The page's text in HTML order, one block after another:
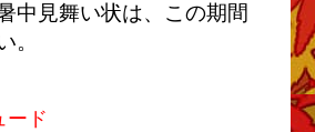
中見舞い状は、この期間
。
ード